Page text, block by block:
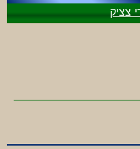
צציק